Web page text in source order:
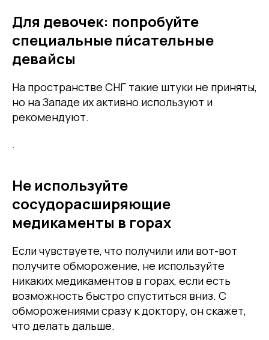
Для девочек: попробуйте
специальные пи́сательные
девайсы
На пространстве СНГ такие штуки не приняты,
но на Западе их активно используют и
рекомендуют.
.
Не используйте
сосудорасширяющие
медикаменты в горах
Если чувствуете, что получили или вот-вот
получите обморожение, не используйте
никаких медикаментов в горах, если есть
возможность быстро спуститься вниз. С
обморожениями сразу к доктору, он скажет,
что делать дальше.